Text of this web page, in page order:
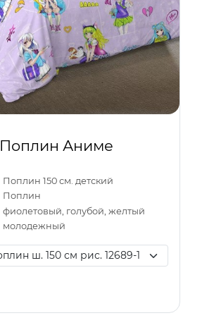
Поплин Аниме
Поплин 150 см. детский
Поплин
фиолетовый, голубой, желтый
молодежный